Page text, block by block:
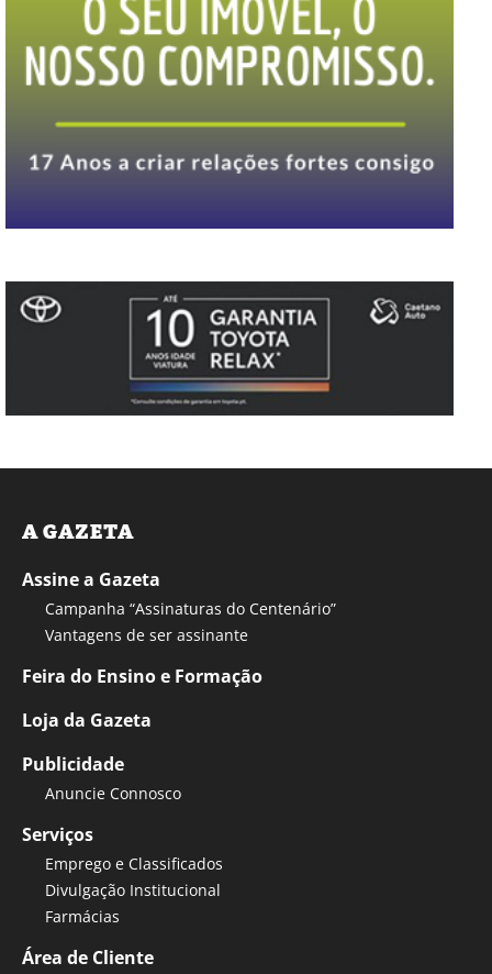
A GAZETA
Assine a Gazeta
Campanha “Assinaturas do Centenário”
Vantagens de ser assinante
Feira do Ensino e Formação
Loja da Gazeta
Publicidade
Anuncie Connosco
Serviços
Emprego e Classificados
Divulgação Institucional
Farmácias
Área de Cliente